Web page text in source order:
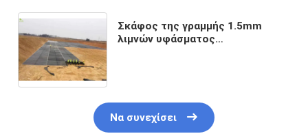
Σκάφος της γραμμής 1.5mm
λιμνών υφάσματος
Να συνεχίσει